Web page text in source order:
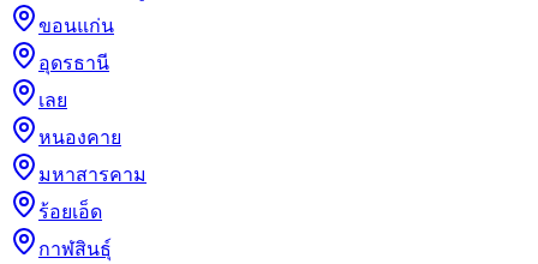
ขอนแก่น
อุดรธานี
เลย
หนองคาย
มหาสารคาม
ร้อยเอ็ด
กาฬสินธุ์